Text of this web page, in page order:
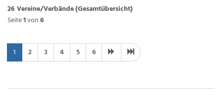
26 Vereine/Verbände(Gesamtübersicht)
Seite1von6
1 2 3 4 5 6